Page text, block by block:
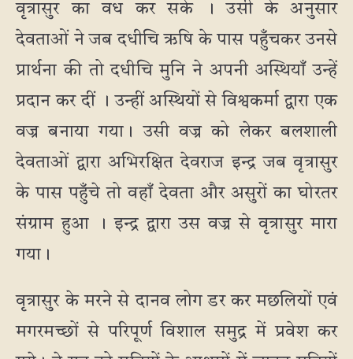
वृत्रासुर का वध कर सके । उसी के अनुसार
देवताओं ने जब दधीचि ऋषि के पास पहुँचकर उनसे
प्रार्थना की तो दधीचि मुनि ने अपनी अस्थियाँ उन्हें
प्रदान कर दीं । उन्हीं अस्थियों से विश्वकर्मा द्वारा एक
वज्र बनाया गया। उसी वज्र को लेकर बलशाली
देवताओं द्वारा अभिरक्षित देवराज इन्द्र जब वृत्रासुर
के पास पहुँचे तो वहाँ देवता और असुरों का घोरतर
संग्राम हुआ । इन्द्र द्वारा उस वज्र से वृत्रासुर मारा
गया।
वृत्रासुर के मरने से दानव लोग डर कर मछलियों एवं
मगरमच्छों से परिपूर्ण विशाल समुद्र में प्रवेश कर